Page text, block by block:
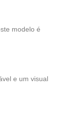
modelo é
e um visual